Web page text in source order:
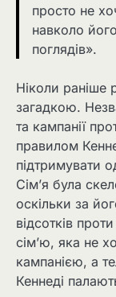
просто не
навколо
поглядів».
Ніколи раніше
загадкою.
та кампанії
правилом
підтримувати
Сім’я була
оскільки за
відсотків
сім’ю, яка не
кампанією, а
Кеннеді